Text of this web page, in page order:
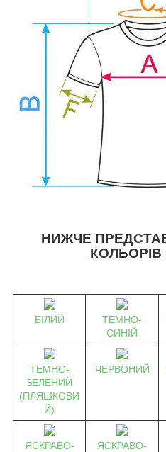
НИЖЧЕ
КОЛЬОРІВ
БІЛИЙ
ТЕМНО-
СИНІЙ
ТЕМНО-
ЗЕЛЕНИЙ
(ПЛЯШКОВИ
Й)
ЧЕРВОНИЙ
ЯСКРАВО-
ЯСКРАВО-